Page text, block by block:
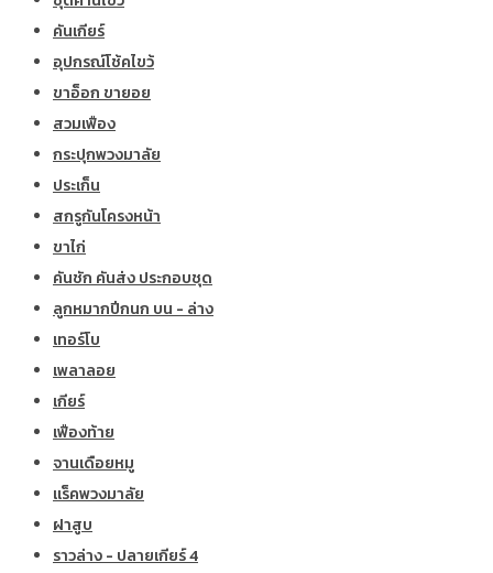
คันเกียร์
อุปกรณ์โช้คไขว้
ขาอ็อก ขายอย
สวมเฟือง
กระปุกพวงมาลัย
ประเก็น
สกรูกันโครงหน้า
ขาไก่
คันชัก คันส่ง ประกอบชุด
ลูกหมากปีกนก บน - ล่าง
เทอร์โบ
เพลาลอย
เกียร์
เฟืองท้าย
จานเดือยหมู
แร็คพวงมาลัย
ฝาสูบ
ราวล่าง - ปลายเกียร์ 4